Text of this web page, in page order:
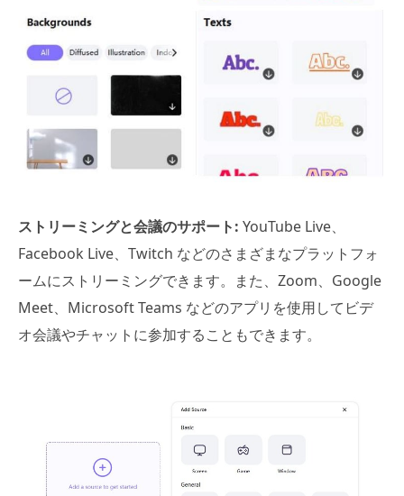
ストリーミングと会議のサポート: YouTube Live、
Facebook Live、Twitch などのさまざまなプラットフォ
ームにストリーミングできます。また、Zoom、Google
Meet、Microsoft Teams などのアプリを使用してビデ
オ会議やチャットに参加することもできます。